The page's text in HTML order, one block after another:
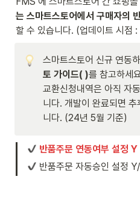
는 스마트스토어에서 구매자의
할 수 있습니다. (업데이트 시점
스마트스토어 신규 연동
토 가이드( )
교환신청내역은 아직 자
니다. 개발이 완료되면
니다. (24년 5월 기준)
반품주문 연동여부 설정 Y
반품주문 자동승인 설정